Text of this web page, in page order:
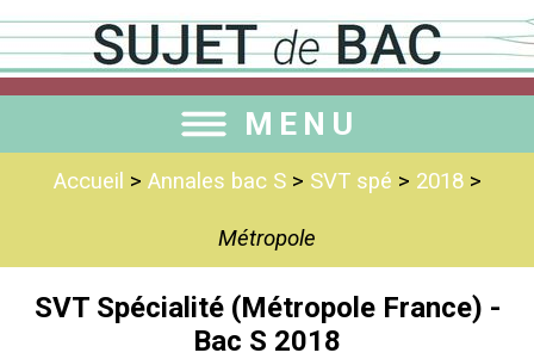
MENU
Accueil > Annales bac S> SVT spé > 2018>
Métropole
SVT Spécialité (Métropole France) -
Bac S 2018